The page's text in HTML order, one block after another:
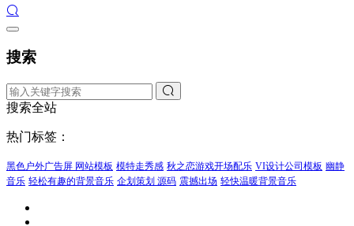
搜索
搜索全站
热门标签：
黑色户外广告屏 网站模板 模特走秀感 秋之恋游戏开场配乐 VI设计公司模板 幽静
音乐 轻松有趣的背景音乐 企划策划 源码 震撼出场 轻快温暖背景音乐